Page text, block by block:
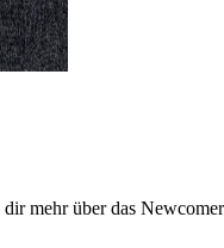
dir mehr über das